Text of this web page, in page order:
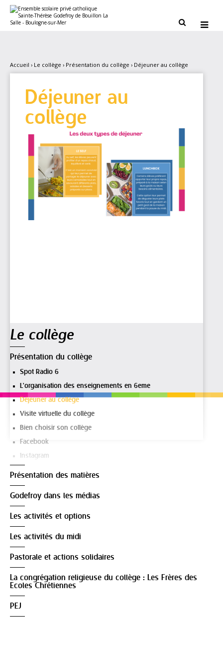
contenu.
personnels
 
Accueil › Le collège › Présentation du collège › Déjeuner au collège
Déjeuner au
collège
Le collège
Présentation du collège
Spot Radio 6
L'organisation des enseignements en 6eme
Déjeuner au collège
Visite virtuelle du collège
Bien choisir son collège
Facebook
Instagram
Présentation des matières
Godefroy dans les médias
Les activités et options
Les activités du midi
Pastorale et actions solidaires
La congrégation religieuse du collège : Les Frères des
Ecoles Chrétiennes
PEJ